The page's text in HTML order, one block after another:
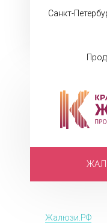
Санкт-
Жалюзи.РФ